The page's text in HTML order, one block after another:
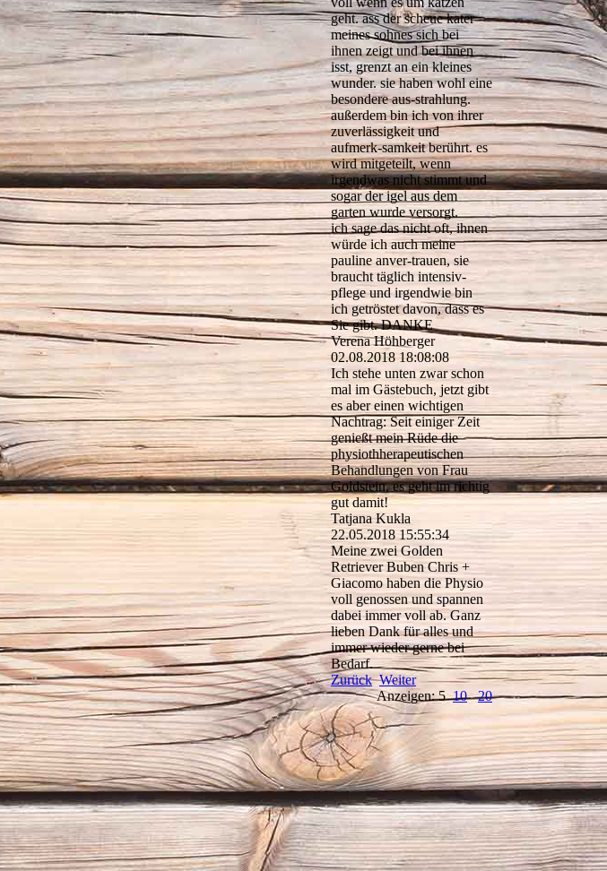
geht. ass der scheue kater
meines sohnes sich bei
ihnen zeigt und bei ihnen
isst, grenzt an ein kleines
wunder. sie haben wohl eine
besondere aus-strahlung.
außerdem bin ich von ihrer
zuverlässigkeit und
aufmerk-samkeit berührt. es
wird mitgeteilt, wenn
irgendwas nicht stimmt und
sogar der igel aus dem
garten wurde versorgt.
ich sage das nicht oft, ihnen
würde ich auch meine
pauline anver-trauen, sie
braucht täglich intensiv-
pflege und irgendwie bin
ich getröstet davon, dass es
Sie gibt. DANKE
Verena Höhberger
02.08.2018 18:08:08
Ich stehe unten zwar schon
mal im Gästebuch, jetzt gibt
es aber einen wichtigen
Nachtrag: Seit einiger Zeit
genießt mein Rüde die
physiothherapeutischen
Behandlungen von Frau
Goldstein, es geht im richtig
gut damit!
Tatjana Kukla
22.05.2018 15:55:34
Meine zwei Golden
Retriever Buben Chris +
Giacomo haben die Physio
voll genossen und spannen
dabei immer voll ab. Ganz
lieben Dank für alles und
immer wieder gerne bei
Bedarf.
Zurück Weiter
Anzeigen: 510 20